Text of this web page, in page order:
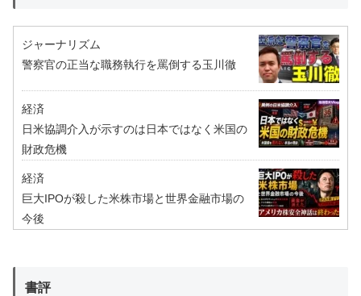
ジャーナリズム
警察官の正当な職務執行を罵倒する玉川徹
経済
日米協調介入が示すのは日本ではなく米国の
財政危機
経済
巨大IPOが殺した米株市場と世界金融市場の
今後
書評